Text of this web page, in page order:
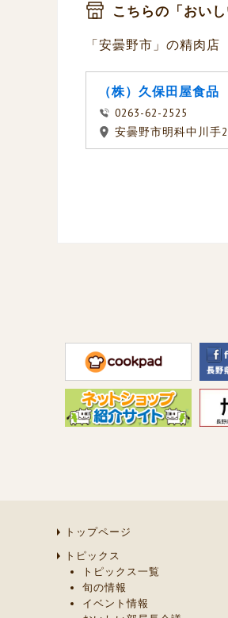
こちらの「おい
「安曇野市」の精肉店
（株）久保田屋食品
0263-62-2525
安曇野市明科中川手
トップページ
トピックス
トピックス一覧
旬の情報
イベント情報